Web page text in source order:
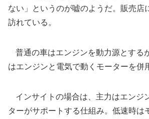
ない」というのが嘘のようだ。販売店
訪れている。
普通の車はエンジンを動力源とする
はエンジンと電気で動くモーターを併
インサイトの場合は、主力はエンジ
ターがサポートする仕組み。低速時は